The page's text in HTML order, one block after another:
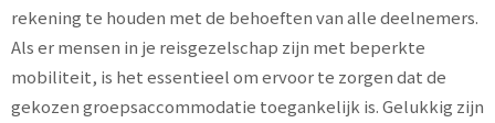
rekening te houden met de behoeften van alle deelnemers.
Als er mensen in je reisgezelschap zijn met beperkte
mobiliteit, is het essentieel om ervoor te zorgen dat de
gekozen groepsaccommodatie toegankelijk is. Gelukkig zijn